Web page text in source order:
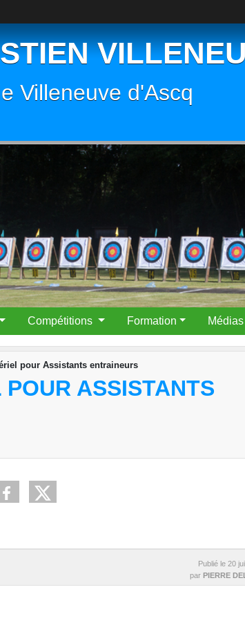
Villeneuve d'Ascq
Compétitions Formation Médias
pour Assistants entraineurs
ASSISTANTS
Publié le 20
par PIERRE